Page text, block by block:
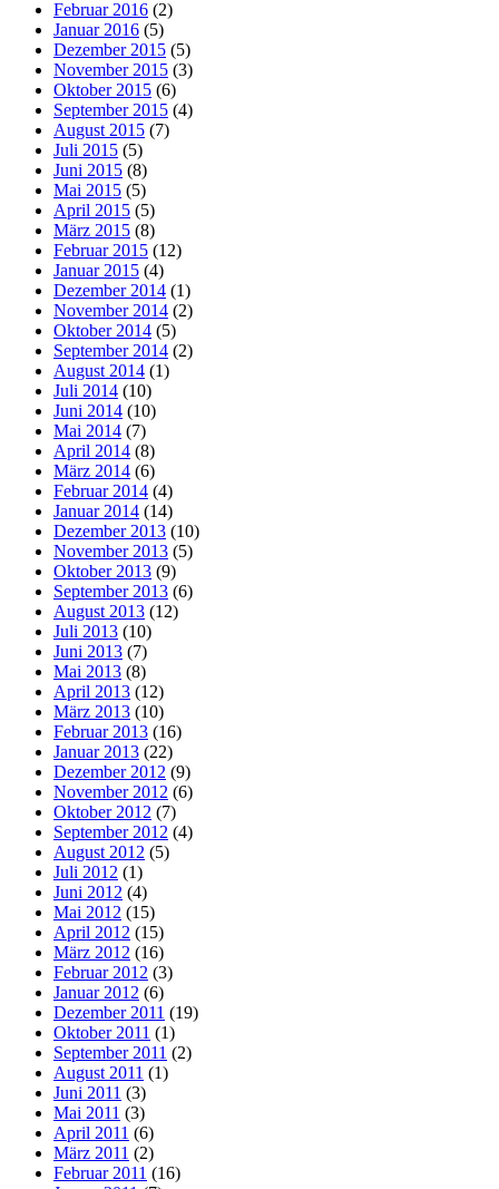
Februar 2016 (2)
Januar 2016 (5)
Dezember 2015 (5)
November 2015 (3)
Oktober 2015 (6)
September 2015 (4)
August 2015 (7)
Juli 2015 (5)
Juni 2015 (8)
Mai 2015 (5)
April 2015 (5)
März 2015 (8)
Februar 2015 (12)
Januar 2015 (4)
Dezember 2014 (1)
November 2014 (2)
Oktober 2014 (5)
September 2014 (2)
August 2014 (1)
Juli 2014 (10)
Juni 2014 (10)
Mai 2014 (7)
April 2014 (8)
März 2014 (6)
Februar 2014 (4)
Januar 2014 (14)
Dezember 2013 (10)
November 2013 (5)
Oktober 2013 (9)
September 2013 (6)
August 2013 (12)
Juli 2013 (10)
Juni 2013 (7)
Mai 2013 (8)
April 2013 (12)
März 2013 (10)
Februar 2013 (16)
Januar 2013 (22)
Dezember 2012 (9)
November 2012 (6)
Oktober 2012 (7)
September 2012 (4)
August 2012 (5)
Juli 2012 (1)
Juni 2012 (4)
Mai 2012 (15)
April 2012 (15)
März 2012 (16)
Februar 2012 (3)
Januar 2012 (6)
Dezember 2011 (19)
Oktober 2011 (1)
September 2011 (2)
August 2011 (1)
Juni 2011 (3)
Mai 2011 (3)
April 2011 (6)
März 2011 (2)
Februar 2011 (16)